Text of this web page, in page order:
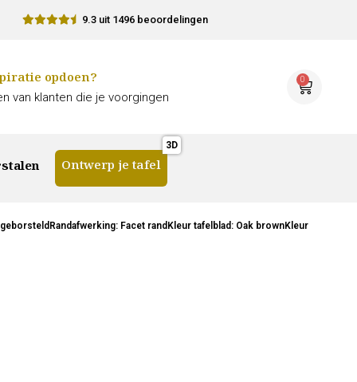
9.3 uit 1496 beoordelingen
opdoen?
van klanten die je voorgingen
0
Ontwerp je tafel
Facet randKleur tafelblad: Oak brownKleur